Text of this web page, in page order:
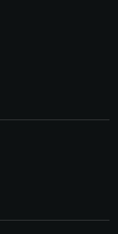
e non